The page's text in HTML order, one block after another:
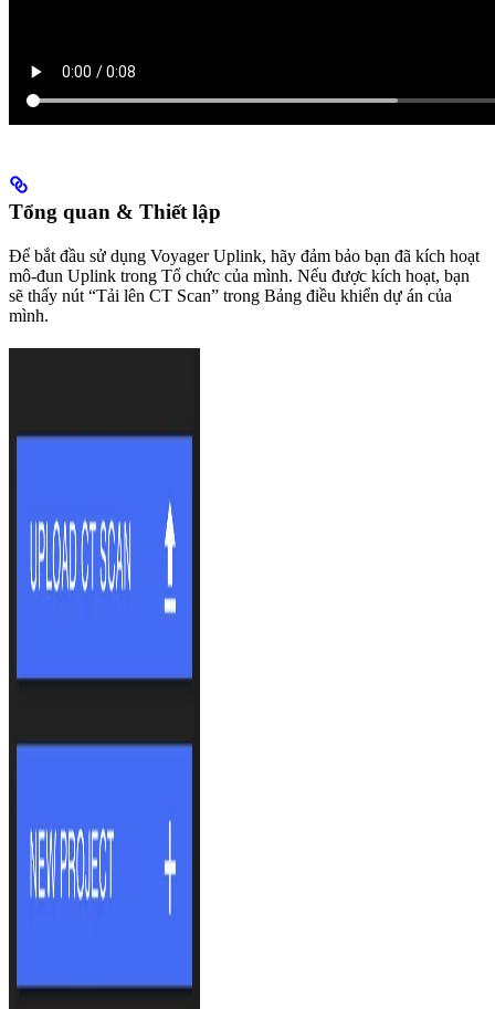
Tổng quan & Thiết lập
Để bắt đầu sử dụng Voyager Uplink, hãy đảm bảo bạn đã kích hoạt
mô-đun Uplink trong Tổ chức của mình. Nếu được kích hoạt, bạn
sẽ thấy nút “Tải lên CT Scan” trong Bảng điều khiển dự án của
mình.